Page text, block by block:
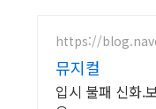
https://
뮤지컬
입시 불패 신화.